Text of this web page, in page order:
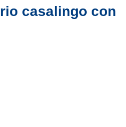
casalingo con